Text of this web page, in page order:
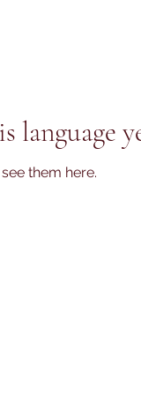
language
them here.